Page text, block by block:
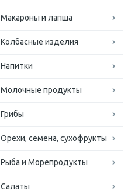
Макароны и лапша
Колбасные изделия
Напитки
Молочные продукты
Грибы
Орехи, семена, сухофрукты
Рыба и Морепродукты
Салаты